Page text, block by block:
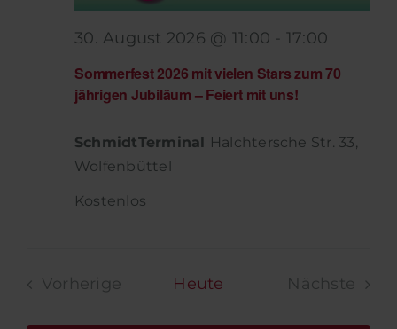
Sommerfest 2026 mit vielen Stars zum 70
jährigen Jubiläum – Feiert mit uns!
30. August 2026 @ 11:00 - 17:00
SchmidtTerminal
Halchtersche Str. 33,
Wolfenbüttel
Kostenlos
Vorherige
Heute
Nächste